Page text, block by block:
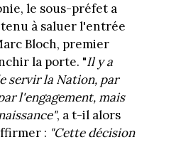
le sous-préfet a
à saluer l'entrée
Bloch, premier
la porte. "Il y a
servir la Nation, par
l'engagement, mais
, a t-il alors
: "Cette décision